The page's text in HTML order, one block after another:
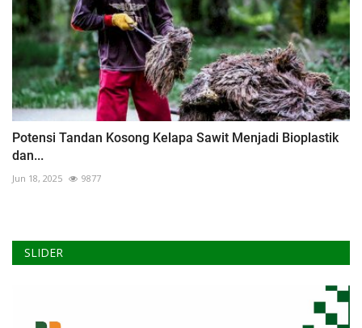
Potensi Tandan Kosong Kelapa Sawit Menjadi Bioplastik
dan...
Jun 18, 2025 9877
SLIDER